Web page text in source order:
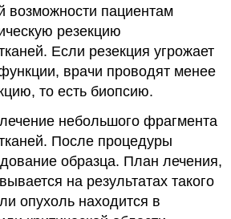
возможности пациентам
резекцию
Если резекция угрожает
врачи проводят менее
то есть биопсию.
небольшого фрагмента
После процедуры
образца. План лечения,
на результатах такого
опухоль находится в